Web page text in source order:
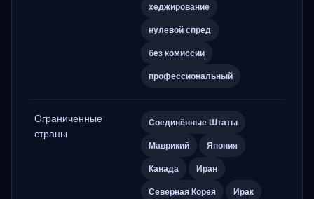
хеджирование
нулевой спред
без комиссии
профессиональный
Ограниченные
страны
Соединённые Штаты
Маврикий Япония
Канада Иран
Северная Корея Ирак